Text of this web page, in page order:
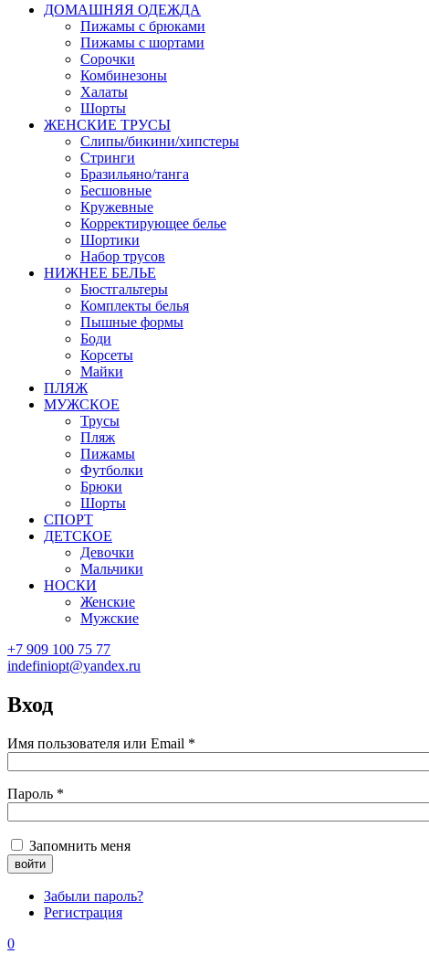
ДОМАШНЯЯ ОДЕЖДА
Пижамы с брюками
Пижамы с шортами
Сорочки
Комбинезоны
Халаты
Шорты
ЖЕНСКИЕ ТРУСЫ
Слипы/бикини/хипстеры
Стринги
Бразильяно/танга
Бесшовные
Кружевные
Корректирующее белье
Шортики
Набор трусов
НИЖНЕЕ БЕЛЬЕ
Бюстгальтеры
Комплекты белья
Пышные формы
Боди
Корсеты
Майки
ПЛЯЖ
МУЖСКОЕ
Трусы
Пляж
Пижамы
Футболки
Брюки
Шорты
СПОРТ
ДЕТСКОЕ
Девочки
Мальчики
НОСКИ
Женские
Мужские
+7 909 100 75 77
indefiniopt@yandex.ru
Вход
Имя пользователя или Email *
Пароль *
Запомнить меня
Забыли пароль?
Регистрация
0